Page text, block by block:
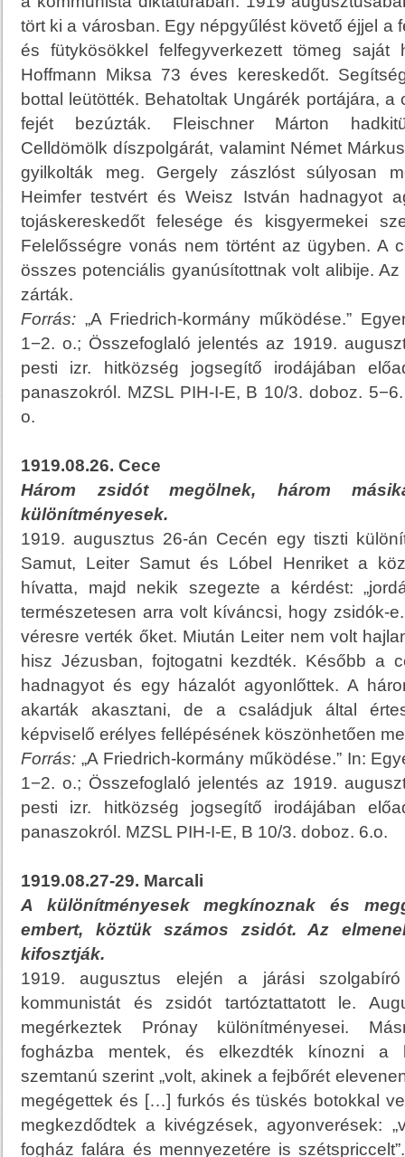
tört ki a városban. Egy népgyűlést követő éjjel a
és fütykösökkel felfegyverkezett tömeg saját
Hoffmann Miksa 73 éves kereskedőt.
bottal leütötték. Behatoltak Ungárék portájára, a
fejét bezúzták. Fleischner Márton
Celldömölk díszpolgárát, valamint Német
gyilkolták meg. Gergely zászlóst súlyosan
Heimfer testvért és Weisz István hadnagyot
tojáskereskedőt felesége és kisgyermekei
Felelősségre vonás nem történt az ügyben. A
összes potenciális gyanúsítottnak volt alibije.
zárták.
Forrás: „A Friedrich-kormány működése.”
1−2. o.; Összefoglaló jelentés az 1919.
pesti izr. hitközség jogsegítő irodájában
panaszokról. MZSL PIH-I-E, B 10/3. doboz.
o.
1919.08.26. Cece
Három zsidót megölnek, három
különítményesek.
1919. augusztus 26-án Cecén egy tiszti
Samut, Leiter Samut és Lóbel Henriket a
hívatta, majd nekik szegezte a kérdést:
természetesen arra volt kíváncsi, hogy zsidók-
véresre verték őket. Miután Leiter nem volt
hisz Jézusban, fojtogatni kezdték. Később a
hadnagyot és egy házalót agyonlőttek. A
akarták akasztani, de a családjuk által
képviselő erélyes fellépésének köszönhetően
Forrás: „A Friedrich-kormány működése.” In:
1−2. o.; Összefoglaló jelentés az 1919.
pesti izr. hitközség jogsegítő irodájában
panaszokról. MZSL PIH-I-E, B 10/3. doboz. 6.o.
1919.08.27-29. Marcali
A különítményesek megkínoznak és
embert, köztük számos zsidót. Az
kifosztják.
1919. augusztus elején a járási
kommunistát és zsidót tartóztattatott le.
megérkeztek Prónay különítményesei.
fogházba mentek, és elkezdték kínozni a
szemtanú szerint „volt, akinek a fejbőrét
megégettek és […] furkós és tüskés botokkal
megkezdődtek a kivégzések, agyonverések:
fogház falára és mennyezetére is